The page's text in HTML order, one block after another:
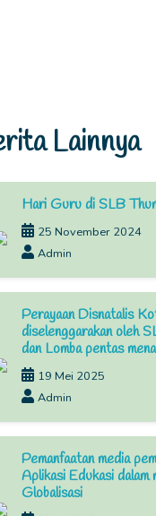
Lainnya
Hari Guru di SLB
25 November 2024
Admin
Perayaan Disnatalis
diselenggarakan oleh
dan Lomba pentas
19 Mei 2025
Admin
Pemanfaatan media
Aplikasi Edukasi dalam
Globalisasi